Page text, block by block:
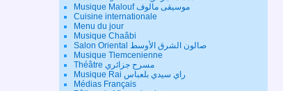
Musique Malouf موسيقى مالوف
Cuisine internationale
Menu du jour
Musique Chaâbi
Salon Oriental صالون الشرق الأوسط
Musique Tlemcenienne
Théâtre مسرح جزائري
Musique Rai راي سيدي بلعباس
Médias Français